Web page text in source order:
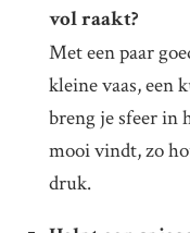
vol raakt?
Met een paar
kleine vaas, een
breng je sfeer in
mooi vindt, zo
druk.